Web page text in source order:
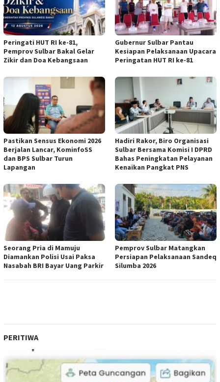
Peringati HUT RI ke-81,
Pemprov Sulbar Bakal Gelar
Zikir dan Doa Kebangsaan
Gubernur Sulbar Pantau
Kesiapan Pelaksanaan Upacara
Peringatan HUT RI ke-81
Pastikan Sensus Ekonomi 2026
Berjalan Lancar, KominfoSS
dan BPS Sulbar Turun
Lapangan
Hadiri Rakor, Biro Organisasi
Sulbar Bersama Komisi I DPRD
Bahas Peningkatan Pelayanan
Kenaikan Pangkat PNS
Seorang Pria di Mamuju
Diamankan Polisi Usai Paksa
Nasabah BRI Bayar Uang Parkir
Pemprov Sulbar Matangkan
Persiapan Pelaksanaan Sandeq
Silumba 2026
PERITIWA